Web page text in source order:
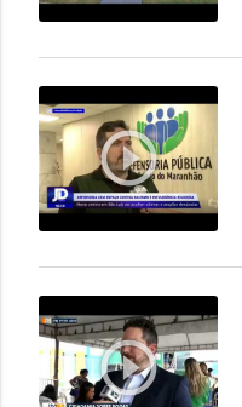
play_circle_outline
play_circle_outline